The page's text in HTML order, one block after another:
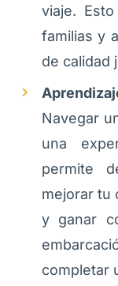
viaje.
familias y
de calidad
Navegar
una
permite
mejorar tu
y ganar
completar